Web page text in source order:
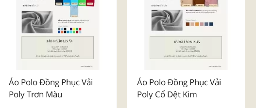
Áo Polo Đồng Phục Vải
Poly Trơn Màu
Áo Polo Đồng Phục Vải
Poly Cổ Dệt Kim